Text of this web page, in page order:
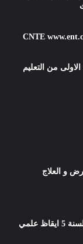
من التعليم
و العلاج
علمي